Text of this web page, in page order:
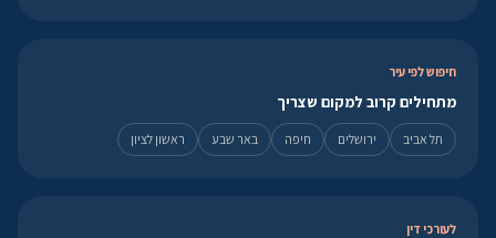
חיפוש לפי עיר
מתחילים קרוב למקום שצריך
תל אביב ירושלים חיפה באר שבע ראשון לציון
לעורכי דין